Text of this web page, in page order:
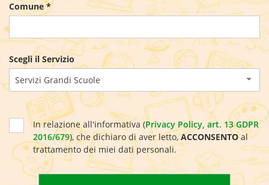
Comune *
Scegli il Servizio
Servizi Grandi Scuole
In relazione all'informativa (Privacy Policy, art. 13 GDPR
2016/679), che dichiaro di aver letto,ACCONSENTOal
trattamento dei miei dati personali.